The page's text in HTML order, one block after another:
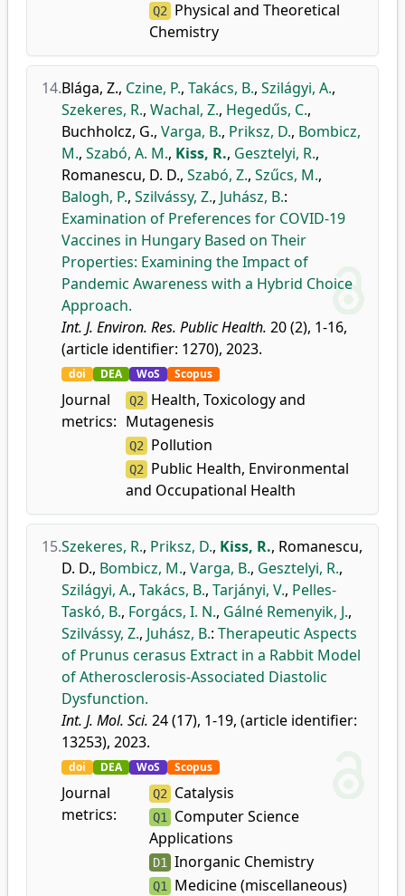
Q2 Physical and Theoretical
Chemistry
14.Blága, Z., Czine, P., Takács, B., Szilágyi, A.,
Szekeres, R., Wachal, Z., Hegedűs, C.,
Buchholcz, G., Varga, B., Priksz, D., Bombicz,
M., Szabó, A. M., Kiss, R., Gesztelyi, R.,
Romanescu, D. D., Szabó, Z., Szűcs, M.,
Balogh, P., Szilvássy, Z., Juhász, B.:
Examination of Preferences for COVID-19
Vaccines in Hungary Based on Their
Properties: Examining the Impact of
Pandemic Awareness with a Hybrid Choice
Approach.
Int. J. Environ. Res. Public Health. 20 (2), 1-16,
(article identifier: 1270), 2023.
doi DEA WoS Scopus
Journal
metrics:
Q2
Health, Toxicology and
Mutagenesis
Q2 Pollution
Q2
Public Health, Environmental
and Occupational Health
15.Szekeres, R., Priksz, D., Kiss, R., Romanescu,
D. D., Bombicz, M., Varga, B., Gesztelyi, R.,
Szilágyi, A., Takács, B., Tarjányi, V., Pelles-
Taskó, B., Forgács, I. N., Gálné Remenyik, J.,
Szilvássy, Z., Juhász, B.: Therapeutic Aspects
of Prunus cerasus Extract in a Rabbit Model
of Atherosclerosis-Associated Diastolic
Dysfunction.
Int. J. Mol. Sci. 24 (17), 1-19, (article identifier:
13253), 2023.
doi DEA WoS Scopus
Journal
metrics:
Q2 Catalysis
Q1 Computer Science
Applications
D1 Inorganic Chemistry
Q1 Medicine (miscellaneous)